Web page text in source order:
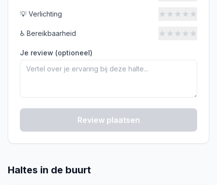
💡 Verlichting ★★★★★
♿ Bereikbaarheid ★★★★★
Je review (optioneel)
Review plaatsen
Haltes in de buurt